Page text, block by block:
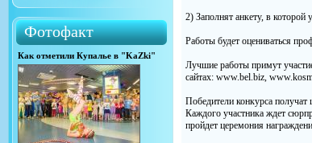
Фотофакт
Как отметили Купалье в "KaZki"
2) Заполнят анкету, в
Работы будет оцениваться
Лучшие работы примут
сайтах: www.bel.biz,
Победители конкурса получат
Каждого участника ждет
пройдет церемония